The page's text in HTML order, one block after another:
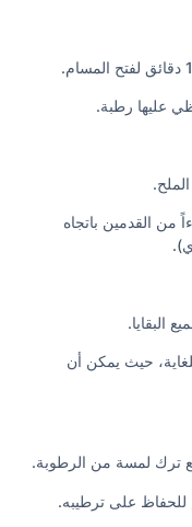
عليها رطبة.
من القدمين باتجاه
البقايا.
حيث يمكن أن
مع ترك لمسة من الرطوبة.
للحفاظ على ترطيبه.